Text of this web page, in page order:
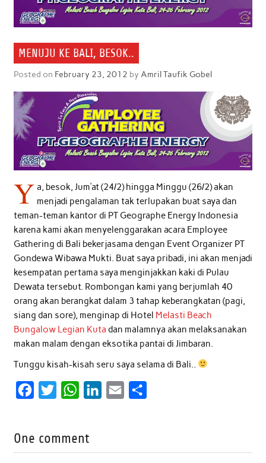
MENUJU KE BALI, BESOK..
Posted on February 23, 2012 by Amril Taufik Gobel
Y a, besok, Jum’at (24/2) hingga Minggu (26/2) akan
menjadi pengalaman tak terlupakan buat saya dan
teman-teman kantor di PT Geographe Energy Indonesia
karena kami akan menyelenggarakan acara Employee
Gathering di Bali bekerjasama dengan Event Organizer PT
Gondewa Wibawa Mukti. Buat saya pribadi, ini akan menjadi
kesempatan pertama saya menginjakkan kaki di Pulau
Dewata tersebut. Rombongan kami yang berjumlah 40
orang akan berangkat dalam 3 tahap keberangkatan (pagi,
siang dan sore), menginap di Hotel Melasti Beach
Bungalow Legian Kuta dan malamnya akan melaksanakan
makan malam dengan eksotika pantai di Jimbaran.
Tunggu kisah-kisah seru saya selama di Bali..
e
t
W
t
One comment